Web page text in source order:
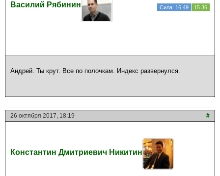
Василий Рябинин Сила: 16.49 15.36
Андрей. Ты крут. Все по полочкам. Индекс развернулся.
26 октября 2017, 18:19 #
Константин Дмитриевич Никитин